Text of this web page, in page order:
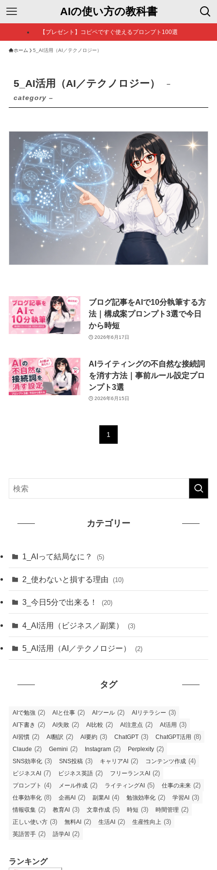
AIの使い方の教科書
【プレゼント】コピペですぐ使えるプロンプト100選
ホーム 5_AI活用（AI／テクノロジー）
5_AI活用（AI／テクノロジー）
–
category –
ブログ記事をAIで10分執筆する方
法｜構成案プロンプト3選で今日
から時短
2026年6月17日
AIライティングの不自然な接続詞
を消す方法｜事前ルール設定プロ
ンプト3選
2026年6月15日
1
カテゴリー
1_AIって結局なに？ (5)
2_使わないと損する理由 (10)
3_今日5分で出来る！ (20)
4_AI活用（ビジネス／副業） (3)
5_AI活用（AI／テクノロジー） (2)
タグ
AIで勉強 (2) AIと仕事 (2) AIツール (2) AIリテラシー (3)
AI下書き (2) AI失敗 (2) AI比較 (2) AI注意点 (2) AI活用 (3)
AI習慣 (2) AI翻訳 (2) AI要約 (3) ChatGPT (3) ChatGPT活用 (8)
Claude (2) Gemini (2) Instagram (2) Perplexity (2)
SNS効率化 (3) SNS投稿 (3) キャリアAI (2) コンテンツ作成 (4)
ビジネスAI (7) ビジネス英語 (2) フリーランスAI (2)
プロンプト (4) メール作成 (2) ライティングAI (5) 仕事の未来 (2)
仕事効率化 (8) 企画AI (2) 副業AI (4) 勉強効率化 (2) 学習AI (3)
情報収集 (2) 教育AI (3) 文章作成 (5) 時短 (3) 時間管理 (2)
正しい使い方 (3) 無料AI (2) 生活AI (2) 生産性向上 (3)
英語苦手 (2) 語学AI (2)
ランキング